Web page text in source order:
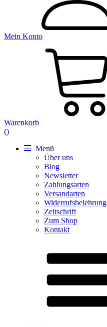
Mein Konto
Warenkorb
()
Menü
Über uns
Blog
Newsletter
Zahlungsarten
Versandarten
Widerrufsbelehrung
Zeitschrift
Zum Shop
Kontakt